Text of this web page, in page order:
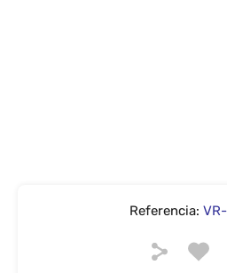
Referencia: